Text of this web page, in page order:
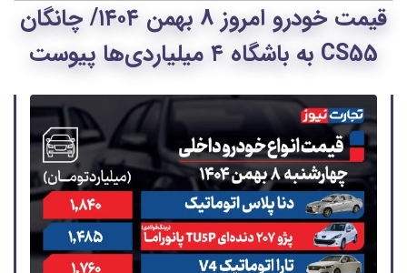
قیمت خودرو امروز ۸ بهمن ۱۴۰۴/ چانگان
CS55 به باشگاه ۴ میلیاردی‌ها پیوست